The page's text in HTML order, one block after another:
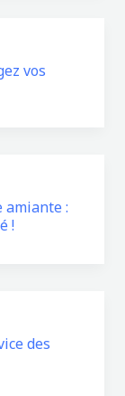
vos
amiante :
!
des